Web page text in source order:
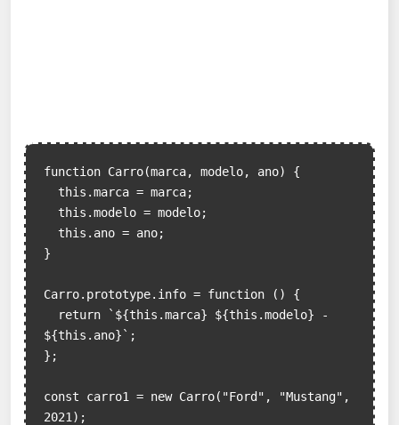
function Carro(marca, modelo, ano) {
}
Carro.prototype.info = function () {
${this.ano}`;
};
const carro1 = new Carro("Ford", "Mustang",
2021);